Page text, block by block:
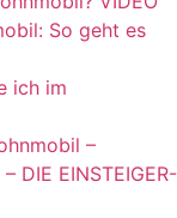
So geht es
ich im
–
DIE EINSTEIGER-